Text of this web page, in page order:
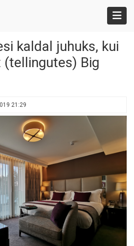
kaldal juhuks, kui
Big
21:29